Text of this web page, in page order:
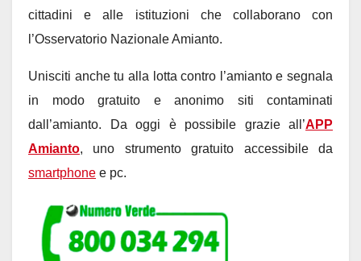
cittadini e alle istituzioni che collaborano con
l’Osservatorio Nazionale Amianto.
Unisciti anche tu alla lotta contro l’amianto e segnala
in modo gratuito e anonimo siti contaminati
dall’amianto. Da oggi è possibile grazie all’APP
Amianto, uno strumento gratuito accessibile da
smartphone e pc.